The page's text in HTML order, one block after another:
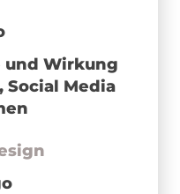
und Wirkung
Social Media